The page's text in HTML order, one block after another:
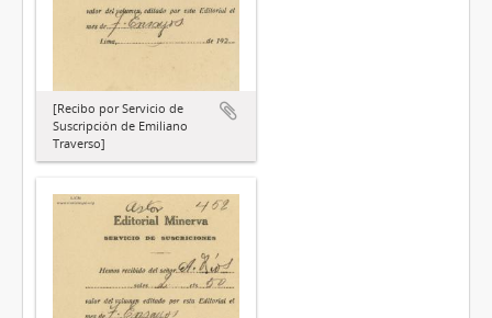
[Recibo por Servicio de
Suscripción de Emiliano
Traverso]